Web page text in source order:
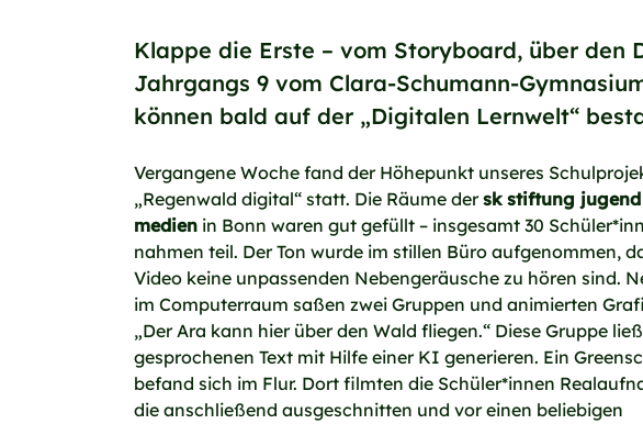
Klappe die Erste – vom Storyboard, über den
Jahrgangs 9 vom Clara-Schumann-
können bald auf der „Digitalen Lernwelt“
Vergangene Woche fand der Höhepunkt unseres
„Regenwald digital“ statt. Die Räume dersk stiftung
medien in Bonn waren gut gefüllt – insgesamt 30
nahmen teil. Der Ton wurde im stillen Büro aufgenommen,
Video keine unpassenden Nebengeräusche zu hören sind.
im Computerraum saßen zwei Gruppen und animierten
„Der Ara kann hier über den Wald fliegen.“ Diese Gruppe
gesprochenen Text mit Hilfe einer KI generieren. Ein
befand sich im Flur. Dort filmten die Schüler*innen
die anschließend ausgeschnitten und vor einen beliebigen